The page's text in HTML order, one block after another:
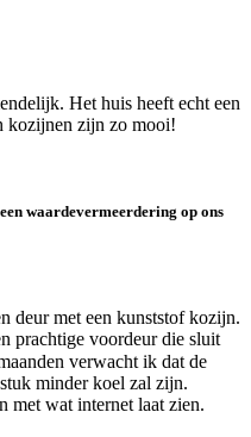
Het huis heeft echt een
kozijnen zijn zo mooi!
waardevermeerdering op ons
deur met een kunststof kozijn.
prachtige voordeur die sluit
verwacht ik dat de
minder koel zal zijn.
met wat internet laat zien.